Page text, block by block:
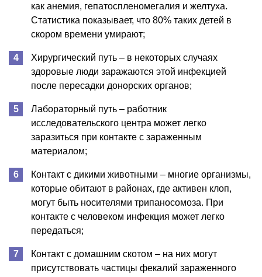
как анемия, гепатоспленомегалия и желтуха.
Статистика показывает, что 80% таких детей в
скором времени умирают;
Хирургический путь – в некоторых случаях
здоровые люди заражаются этой инфекцией
после пересадки донорских органов;
Лабораторный путь – работник
исследовательского центра может легко
заразиться при контакте с зараженным
материалом;
Контакт с дикими животными – многие организмы,
которые обитают в районах, где активен клоп,
могут быть носителями трипаносомоза. При
контакте с человеком инфекция может легко
передаться;
Контакт с домашним скотом – на них могут
присутствовать частицы фекалий зараженного